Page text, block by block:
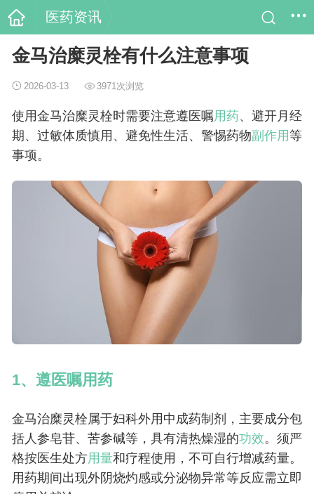
医药资讯
金马治糜灵栓有什么注意事项
2026-03-13 3971次浏览
使用金马治糜灵栓时需要注意遵医嘱用药、避开月经
期、过敏体质慎用、避免性生活、警惕药物副作用等
事项。
1、遵医嘱用药
金马治糜灵栓属于妇科外用中成药制剂，主要成分包
括人参皂苷、苦参碱等，具有清热燥湿的功效。须严
格按医生处方用量和疗程使用，不可自行增减药量。
用药期间出现外阴烧灼感或分泌物异常等反应需立即